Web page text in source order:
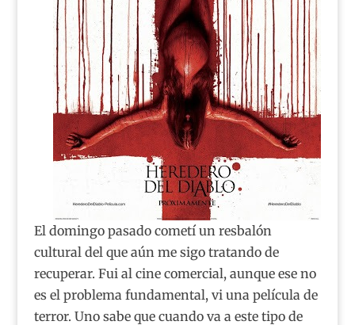
El domingo pasado cometí un resbalón
cultural del que aún me sigo tratando de
recuperar. Fui al cine comercial, aunque ese no
es el problema fundamental, vi una película de
terror. Uno sabe que cuando va a este tipo de